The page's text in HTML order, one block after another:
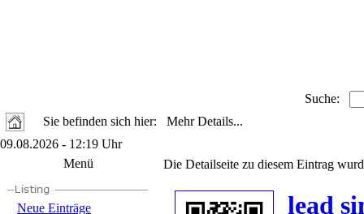
Suche:
Sie befinden sich hier: Mehr Details...
09.08.2026 - 12:19 Uhr
Menü
Neue Einträge
Die Detailseite zu diesem Eintrag
lead